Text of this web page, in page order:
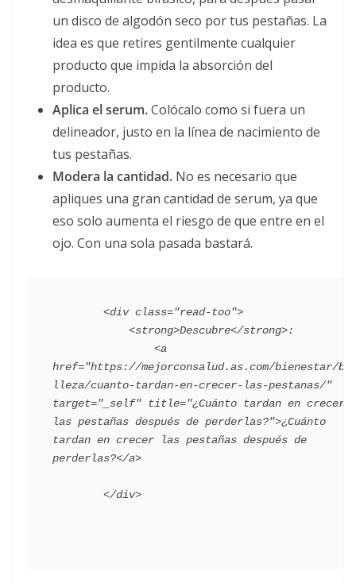
un disco de algodón seco por tus pestañas. La
idea es que retires gentilmente cualquier
producto que impida la absorción del
producto.
Aplica el serum.Colócalo como si fuera un
delineador, justo en la línea de nacimiento de
tus pestañas.
Modera la cantidad. No es necesario que
apliques una gran cantidad de serum, ya que
eso solo aumenta el riesgo de que entre en el
ojo. Con una sola pasada bastará.
href="https://mejorconsalud.as.com/bienestar/be
lleza/cuanto-tardan-en-crecer-las-pestanas/"
target="_self" title="¿Cuánto tardan en crecer
las pestañas después de perderlas?">¿Cuánto
tardan en crecer las pestañas después de
perderlas?</a>